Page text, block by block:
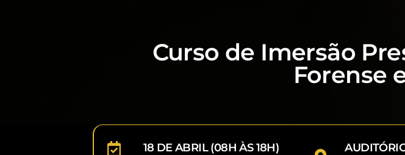
Curso de Imersão
Forense
18 DE ABRIL (08H ÀS 18H)